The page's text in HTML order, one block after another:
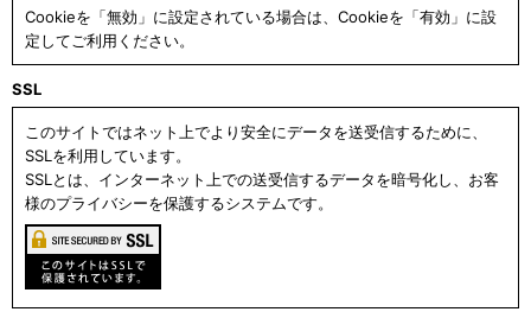
Cookieを「無効」に設定されている場合は、Cookieを「有効」に設
定してご利用ください。
SSL
このサイトではネット上でより安全にデータを送受信するために、
SSLを利用しています。
SSLとは、インターネット上での送受信するデータを暗号化し、お客
様のプライバシーを保護するシステムです。